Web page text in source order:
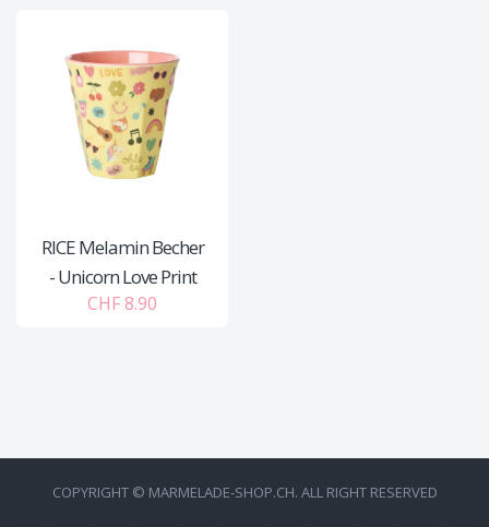
RICE Melamin Becher
- Unicorn Love Print
CHF 8.90
COPYRIGHT © MARMELADE-SHOP.CH. ALL RIGHT RESERVED